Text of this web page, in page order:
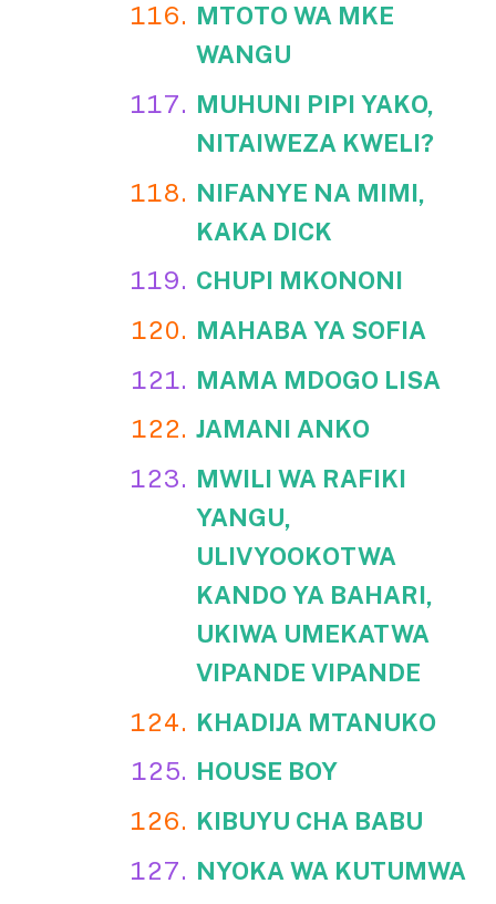
MTOTO WA MKE
WANGU
MUHUNI PIPI YAKO,
NITAIWEZA KWELI?
NIFANYE NA MIMI,
KAKA DICK
CHUPI MKONONI
MAHABA YA SOFIA
MAMA MDOGO LISA
JAMANI ANKO
MWILI WA RAFIKI
YANGU,
ULIVYOOKOTWA
KANDO YA BAHARI,
UKIWA UMEKATWA
VIPANDE VIPANDE
KHADIJA MTANUKO
HOUSE BOY
KIBUYU CHA BABU
NYOKA WA KUTUMWA